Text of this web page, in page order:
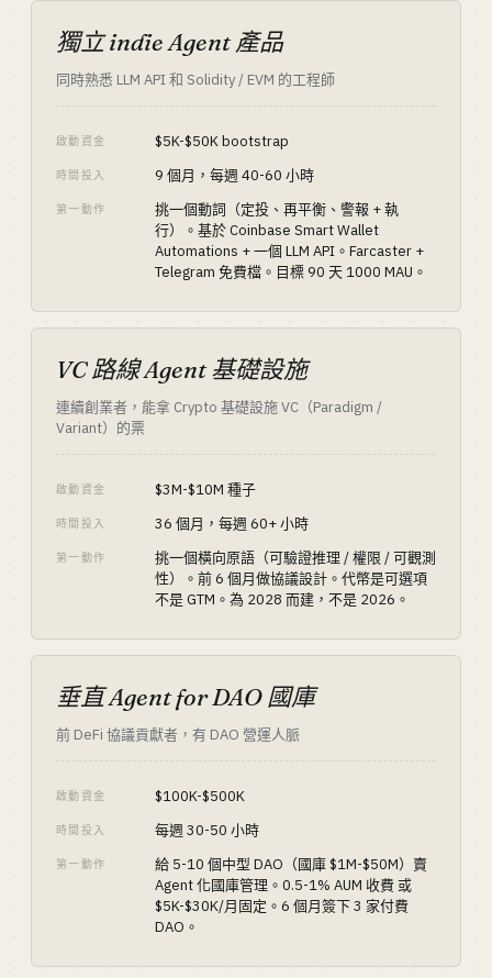
獨立 indie Agent 產品
同時熟悉 LLM API 和 Solidity / EVM 的工程師
啟動資金 $5K-$50K bootstrap
時間投入 9 個月，每週 40-60 小時
第一動作
挑一個動詞（定投、再平衡、警報 + 執
行）。基於 Coinbase Smart Wallet
Automations + 一個 LLM API。Farcaster +
Telegram 免費檔。目標 90 天 1000 MAU。
VC 路線 Agent 基礎設施
連續創業者，能拿 Crypto 基礎設施 VC（Paradigm /
Variant）的票
啟動資金 $3M-$10M 種子
時間投入 36 個月，每週 60+ 小時
第一動作
挑一個橫向原語（可驗證推理 / 權限 / 可觀測
性）。前 6 個月做協議設計。代幣是可選項
不是 GTM。為 2028 而建，不是 2026。
垂直 Agent for DAO 國庫
前 DeFi 協議貢獻者，有 DAO 營運人脈
啟動資金 $100K-$500K
時間投入 每週 30-50 小時
第一動作
給 5-10 個中型 DAO（國庫 $1M-$50M）賣
Agent 化國庫管理。0.5-1% AUM 收費 或
$5K-$30K/月固定。6 個月簽下 3 家付費
DAO。